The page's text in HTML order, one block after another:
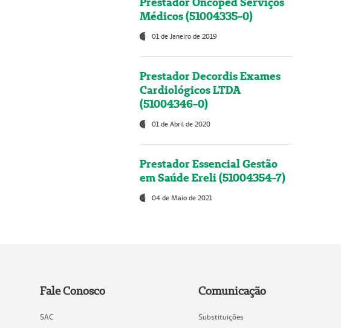
Médicos (51004335-0)
01 de Janeiro de 2019
Prestador Decordis Exames
Cardiológicos LTDA
(51004346-0)
01 de Abril de 2020
Prestador Essencial Gestão
em Saúde Ereli (51004354-7)
04 de Maio de 2021
Fale Conosco
SAC
Comunicação
Substituições